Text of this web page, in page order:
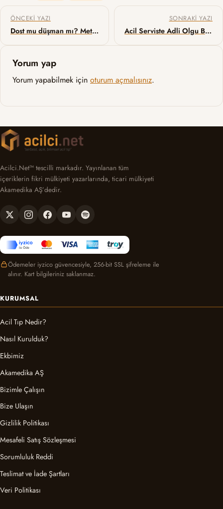
Yazı gezinmesi
ÖNCEKI YAZI
Dost mu düşman mı? Metamizol hakkında her şey
SONRAKI YAZI
Acil Serviste Adli Olgu Bildirim Formu Düzenleme
Yorum yap
Yorum yapabilmek için oturum açmalısınız.
Acilci.Net™ tescilli markadır. Yayınlanan tüm
içeriklerin fikri mülkiyeti yazarlarında, ticari mülkiyeti
Akamedika AŞ’dedir.
Ödemeler iyzico güvencesiyle, 256-bit SSL şifreleme ile
alınır. Kart bilgileriniz saklanmaz.
KURUMSAL
Acil Tıp Nedir?
Nasıl Kurulduk?
Ekbimiz
Akamedika AŞ
Bizimle Çalışın
Bize Ulaşın
Gizlilik Politikası
Mesafeli Satış Sözleşmesi
Sorumluluk Reddi
Teslimat ve İade Şartları
Veri Politikası